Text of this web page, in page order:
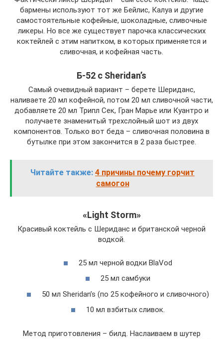
бармены используют тот же Бейлис, Калуа и другие
самостоятельные кофейные, шоколадные, сливочные
ликеры. Но все же существует парочка классических
коктейлей с этим напитком, в которых применяется и
сливочная, и кофейная часть.
Б-52 с Sheridan’s
Самый очевидный вариант – берете Шериданс,
наливаете 20 мл кофейной, потом 20 мл сливочной части,
добавляете 20 мл Трипл Сек, Гран Марье или Куантро и
получаете знаменитый трехслойный шот из двух
компонентов. Только вот беда – сливочная половина в
бутылке при этом закончится в 2 раза быстрее.
Читайте также: 4 причины почему горчит
самогон
«Light Storm»
Красивый коктейль с Шериданс и британской черной
водкой.
25 мл черной водки BlaVod
25 мл самбуки
50 мл Sheridan’s (по 25 кофейного и сливочного)
10 мл взбитых сливок.
Метод приготовления – билд. Наслаиваем в шутер